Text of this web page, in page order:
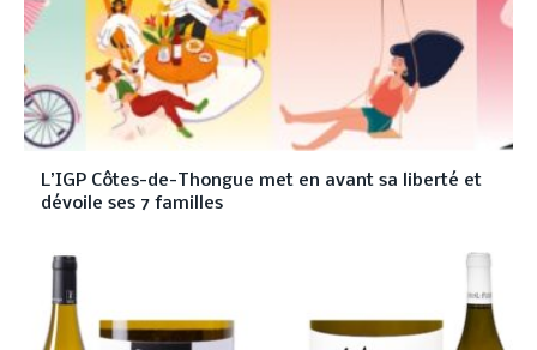
L’IGP Côtes-de-Thongue met en avant sa liberté et
dévoile ses 7 familles